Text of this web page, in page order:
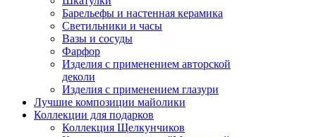
Барельефы и настенная керамика
Светильники и часы
Вазы и сосуды
Фарфор
Изделия с применением авторской
деколи
Изделия с применением глазури
Лучшие композиции майолики
Коллекции для подарков
Коллекция Щелкунчиков